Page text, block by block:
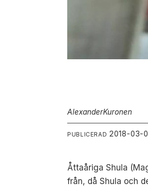
AlexanderKuronen
PUBLICERAD 2018-03-
Åttaåriga Shula
från, då Shula och